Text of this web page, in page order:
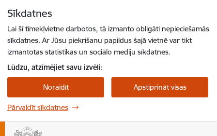
Sīkdatnes
Lai šī tīmekļvietne darbotos, tā izmanto obligāti nepieciešamās
sīkdatnes. Ar Jūsu piekrišanu papildus šajā vietnē var tikt
izmantotas statistikas un sociālo mediju sīkdatnes.
Lūdzu, atzīmējiet savu izvēli:
Noraidīt Apstiprināt visas
Pārvaldīt sīkdatnes